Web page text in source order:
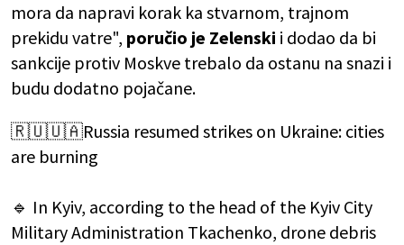
mora da napravi korak ka stvarnom, trajnom
prekidu vatre", poručio je Zelenski i dodao da bi
sankcije protiv Moskve trebalo da ostanu na snazi i
budu dodatno pojačane.
🇷🇺🇺🇦Russia resumed strikes on Ukraine: cities
are burning
🔹 In Kyiv, according to the head of the Kyiv City
Military Administration Tkachenko, drone debris